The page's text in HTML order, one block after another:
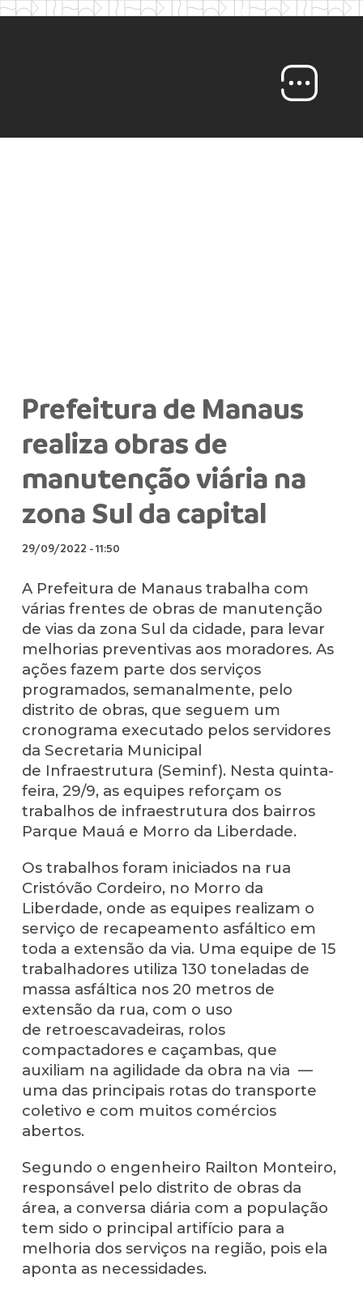
Prefeitura de Manaus
realiza obras de
manutenção viária na
zona Sul da capital
29/09/2022 -11:50
A Prefeitura de Manaus trabalha com
várias frentes de obras de manutenção
de vias da zona Sul da cidade, para levar
melhorias preventivas aos moradores. As
ações fazem parte dos serviços
programados, semanalmente, pelo
distrito de obras, que seguem um
cronograma executado pelos servidores
da Secretaria Municipal
de Infraestrutura (Seminf). Nesta quinta-
feira, 29/9, as equipes reforçam os
trabalhos de infraestrutura dos bairros
Parque Mauá e Morro da Liberdade.
Os trabalhos foram iniciados na rua
Cristóvão Cordeiro, no Morro da
Liberdade, onde as equipes realizam o
serviço de recapeamento asfáltico em
toda a extensão da via. Uma equipe de 15
trabalhadores utiliza 130 toneladas de
massa asfáltica nos 20 metros de
extensão da rua, com o uso
de retroescavadeiras, rolos
compactadores e caçambas, que
auxiliam na agilidade da obra na via —
uma das principais rotas do transporte
coletivo e com muitos comércios
abertos.
Segundo o engenheiro Railton Monteiro,
responsável pelo distrito de obras da
área, a conversa diária com a população
tem sido o principal artifício para a
melhoria dos serviços na região, pois ela
aponta as necessidades.